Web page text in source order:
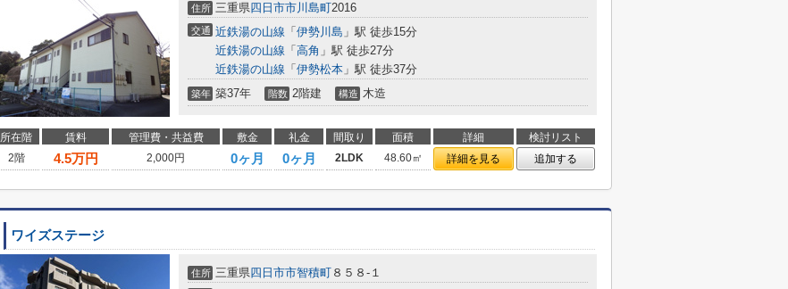
住所 三重県四日市市川島町2016
交通 近鉄湯の山線 「 伊勢川島 」駅 徒歩15分
近鉄湯の山線 「 高角 」駅 徒歩27分
近鉄湯の山線 「 伊勢松本 」駅 徒歩37分
築年 築37年 階数 2階建 構造 木造
所在階 賃料 管理費・共益費 敷金 礼金 間取り 面積 詳細
検討リスト
2階
4.5万円 2,000円 0ヶ月 0ヶ月 2LDK 48.60㎡ 詳細を見る 追加する
ワイズステージ
住所 三重県四日市市智積町 ８５８-１